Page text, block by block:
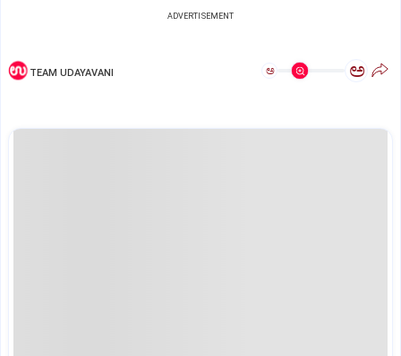
ADVERTISEMENT
TEAM UDAYAVANI ಅ ಅ